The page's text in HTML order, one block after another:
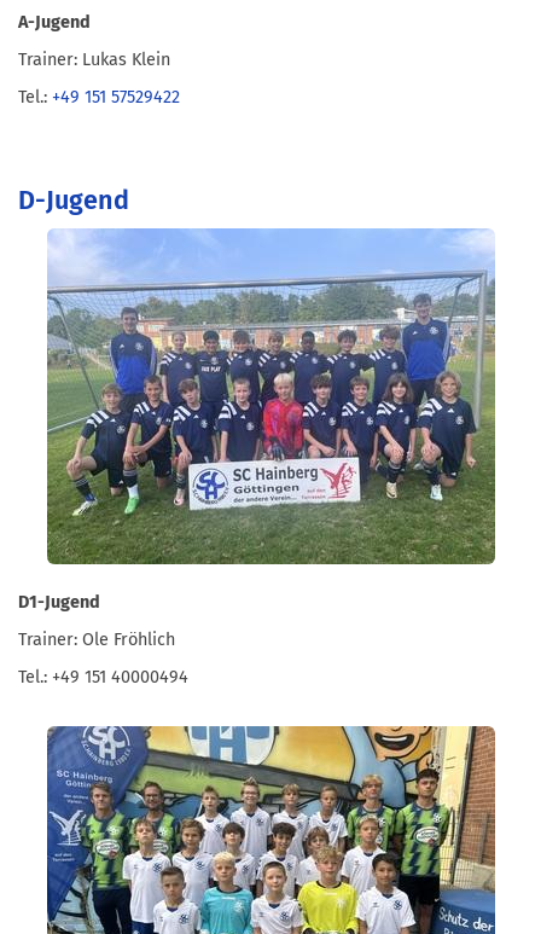
A-Jugend
Trainer: Lukas Klein
Tel.: +49 151 57529422
D-Jugend
D1-Jugend
Trainer: Ole Fröhlich
Tel.: +49 151 40000494